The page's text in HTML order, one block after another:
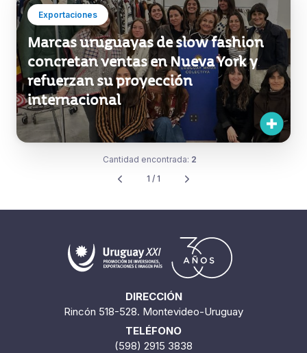
Exportaciones
Marcas uruguayas de slow fashion
concretan ventas en Nueva York y
refuerzan su proyección
internacional
Cantidad encontrada: 2
1 / 1
DIRECCIÓN
Rincón 518-528. Montevideo-Uruguay
TELÉFONO
(598) 2915 3838